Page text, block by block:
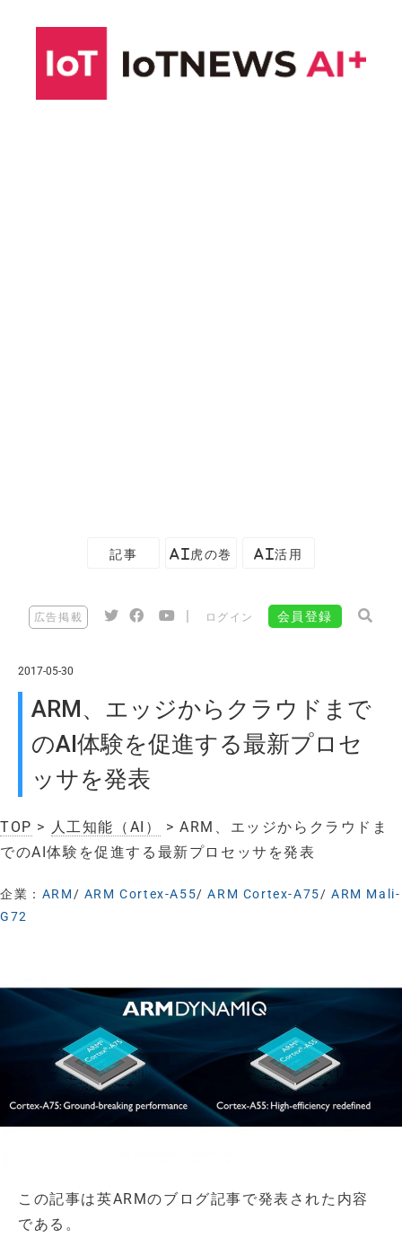
記事 AI虎の巻 AI活用
広告掲載 ログイン 会員登録
2017-05-30
ARM、エッジからクラウドまで
のAI体験を促進する最新プロセ
ッサを発表
TOP > 人工知能（AI）
> ARM、エッジからクラウドま
でのAI体験を促進する最新プロセッサを発表
企業： ARM/ ARM Cortex-A55/ARM Cortex-A75/ARM Mali-
G72
この記事は英ARMのブログ記事で発表された内容
である。